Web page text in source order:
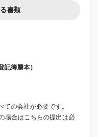
書類
記簿謄本）
の会社が必要です。
場合はこちらの提出は必